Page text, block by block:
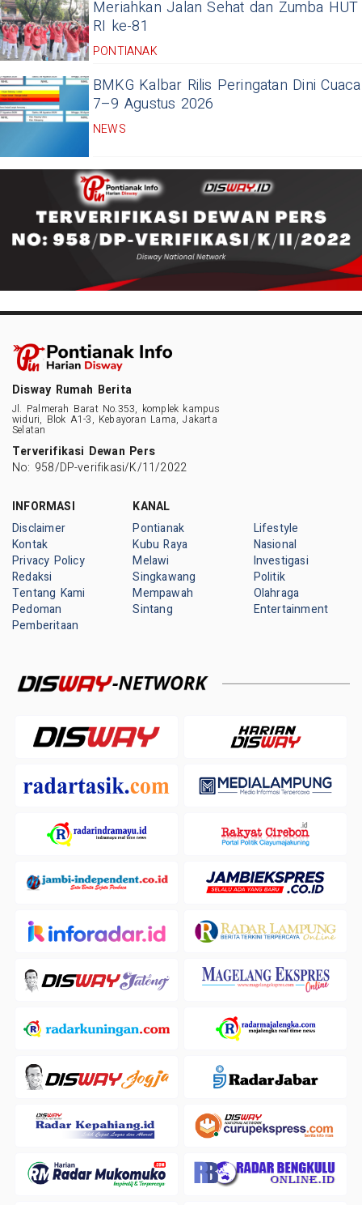
Meriahkan Jalan Sehat dan Zumba HUT
RI ke-81
PONTIANAK
BMKG Kalbar Rilis Peringatan Dini Cuaca
7–9 Agustus 2026
NEWS
Disway Rumah Berita
Jl. Palmerah Barat No.353, komplek kampus
widuri, Blok A1-3, Kebayoran Lama, Jakarta
Selatan
Terverifikasi Dewan Pers
No: 958/DP-verifikasi/K/11/2022
INFORMASI
Disclaimer
Kontak
Privacy Policy
Redaksi
Tentang Kami
Pedoman
Pemberitaan
KANAL
Pontianak
Kubu Raya
Melawi
Singkawang
Mempawah
Sintang
Lifestyle
Nasional
Investigasi
Politik
Olahraga
Entertainment